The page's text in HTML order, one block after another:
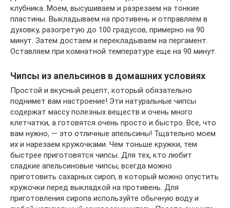
клубника. Моем, высушиваем и разрезаем на тонкие
пластины. Выкладываем на противень и отправляем в
духовку, разогретую до 100 градусов, примерно на 90
минут. Затем достаем и перекладываем на пергамент.
Оставляем при комнатной температуре еще на 90 минут.
Чипсы из апельсинов в домашних условиях
Простой и вкусный рецепт, который обязательно
поднимет вам настроение! Эти натуральные чипсы
содержат массу полезных веществ и очень много
клетчатки, а готовятся очень просто и быстро. Все, что
вам нужно, — это отличные апельсины! Тщательно моем
их и нарезаем кружочками. Чем тоньше кружки, тем
быстрее приготовятся чипсы. Для тех, кто любит
сладкие апельсиновые чипсы, всегда можно
приготовить сахарных сироп, в который можно опустить
кружочки перед выкладкой на противень. Для
приготовления сиропа используйте обычную воду и